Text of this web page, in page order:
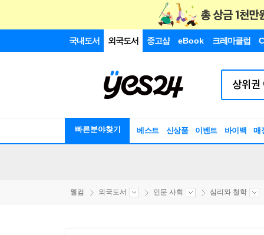
국내도서 외국도서 중고샵 eBook 크레마클럽
빠른분야찾기 베스트 신상품 이벤트 바이백 매
웰컴 외국도서 인문 사회 심리와 철학